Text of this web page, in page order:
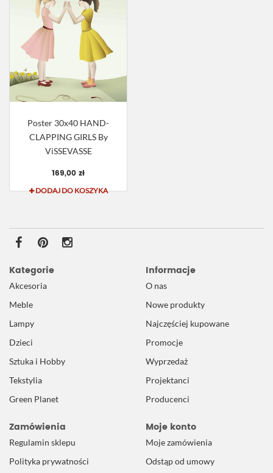
Poster 30x40 HAND-
CLAPPING GIRLS By
ViSSEVASSE
169,00 zł
DODAJ DO KOSZYKA
Kategorie
Akcesoria
Meble
Lampy
Dzieci
Sztuka i Hobby
Tekstylia
Green Planet
Informacje
O nas
Nowe produkty
Najczęściej kupowane
Promocje
Wyprzedaż
Projektanci
Producenci
Zamówienia
Regulamin sklepu
Polityka prywatności
Moje konto
Moje zamówienia
Odstąp od umowy